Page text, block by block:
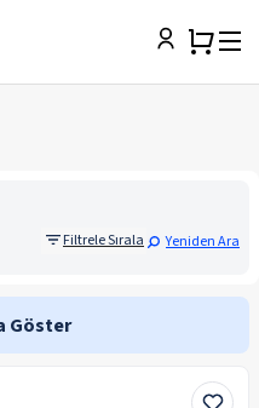
Filtrele Sırala Yeniden Ara
Göster